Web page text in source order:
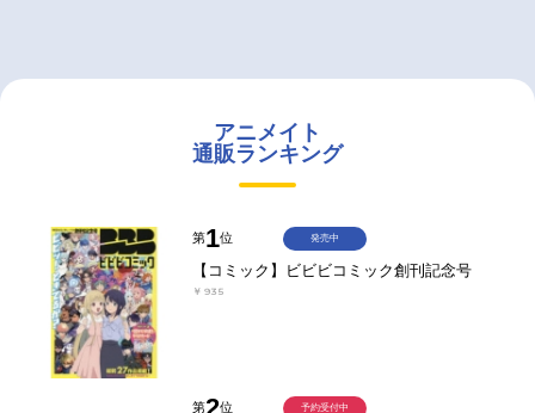
アニメイト
通販ランキング
第1位
【コミック】ビビビコミック創刊記念号
￥935
発売中
第 位 予約受付中